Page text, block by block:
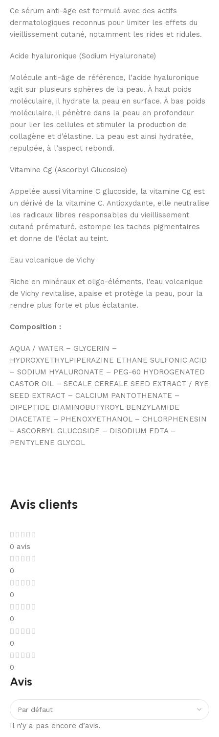
Ce sérum anti-âge est formulé avec des actifs
dermatologiques reconnus pour limiter les effets du
vieillissement cutané, notamment les rides et ridules.
Acide hyaluronique (Sodium Hyaluronate)
Molécule anti-âge de référence, l’acide hyaluronique
agit sur plusieurs sphères de la peau. À haut poids
moléculaire, il hydrate la peau en surface. À bas poids
moléculaire, il pénètre dans la peau en profondeur
pour lier les cellules et stimuler la production de
collagène et d’élastine. La peau est ainsi hydratée,
repulpée, à l’aspect rebondi.
Vitamine Cg (Ascorbyl Glucoside)
Appelée aussi Vitamine C glucoside, la vitamine Cg est
un dérivé de la vitamine C. Antioxydante, elle neutralise
les radicaux libres responsables du vieillissement
cutané prématuré, estompe les taches pigmentaires
et donne de l’éclat au teint.
Eau volcanique de Vichy
Riche en minéraux et oligo-éléments, l’eau volcanique
de Vichy revitalise, apaise et protège la peau, pour la
rendre plus forte et plus éclatante.
Composition :
AQUA / WATER – GLYCERIN –
HYDROXYETHYLPIPERAZINE ETHANE SULFONIC ACID
– SODIUM HYALURONATE – PEG-60 HYDROGENATED
CASTOR OIL – SECALE CEREALE SEED EXTRACT / RYE
SEED EXTRACT – CALCIUM PANTOTHENATE –
DIPEPTIDE DIAMINOBUTYROYL BENZYLAMIDE
DIACETATE – PHENOXYETHANOL – CHLORPHENESIN
– ASCORBYL GLUCOSIDE – DISODIUM EDTA –
PENTYLENE GLYCOL
Avis clients
0 avis
0
0
0
0
0
Avis
Il n’y a pas encore d’avis.